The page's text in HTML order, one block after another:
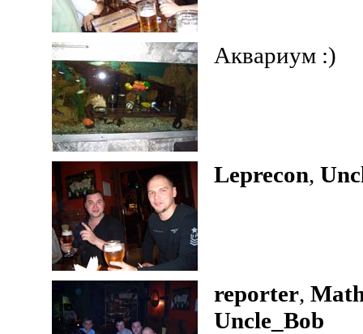
Аквариум :)
Leprecon,
reporter,
Uncle_Bob